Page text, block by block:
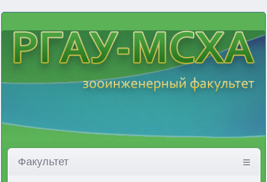
Факультет